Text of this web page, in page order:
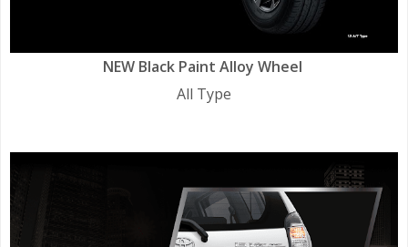
NEW Black Paint Alloy Wheel
All Type